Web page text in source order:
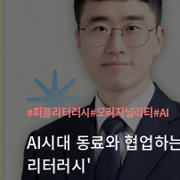
AI시대 동료와 협업하
리터러시'
#피플리터러시#오리지널리티#AI